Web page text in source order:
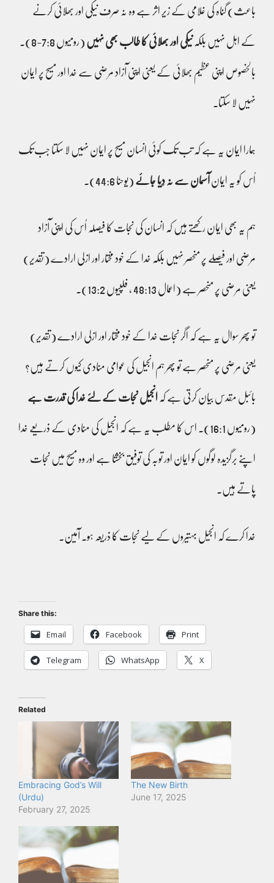
باعث) گناہ کی غلامی کے زیر اثر ہے وہ نہ صرف نیکی اور بھلائی کرنے
کے اہل نہیں بلکہ نیکی اور بھلائی کا طالب بھی نہیں (رومیوں 7:8-8)۔
بالخصوص اپنی عظیم بھلائی کے یعنی اپنی آزاد مرضی سے خدا اور مسیح پر ایمان
نہیں لا سکتا۔
ہمارا ایمان یہ ہے کہ تب تک کوئی انسان مسیح پر ایمان نہیں لا سکتا جب تک
اُس کو یہ ایمانآسمان سے نہ دِیا جائے (یوحنا 44:6)۔
ہم یہ بھی ایمان رکھتے ہیں کہ انسان کی نجات کا فیصلہ اُس کی اپنی آزاد
مرضی اور فیصلے پر منحصر نہیں بلکہ خدا کے خود مختار اور ازلی ارادے (تقدیر)
یعنی مرضی پر منحصر ہے (اعمال 48:13 ، فلپیوں 13:2)۔
تو پھر سوال یہ ہے کہ اگر نجات خدا کے خود مختار اور ازلی ارادے (تقدیر)
یعنی مرضی پر منحصر ہے تو پھر ہم انجیل کی عوامی منادی کیوں کرتے ہیں؟
بائبل مقدس بیان کرتی ہے کہ انجیل نجات کے لئے خدا کی قدرت ہے
(رومیوں 16:1)۔ اس کا مطلب یہ ہے کہ انجیل کی منادی کے ذریعے خدا
اپنے برگزیدہ لوگوں کو ایمان اور توبہ کی توفیق بخشتا ہے اور وہ مسیح میں نجات
پاتے ہیں۔
خدا کرے کہ انجیل بہتیروں کے لیے نجات کا ذریعہ ہو۔ آمین۔
Share this:
Email Facebook Print
Telegram WhatsApp X
Related
Embracing God’s Will
(Urdu)
February 27, 2025
The New Birth
June 17, 2025